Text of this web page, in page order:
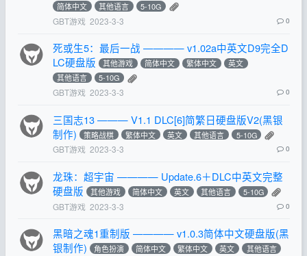
简体中文
其他语言 5-10G
GBT游戏 2023-3-3 0
死或生5：最后一战 ———— v1.02a中英文D9完全D
LC硬盘版
其他游戏 简体中文 繁体中文
英文
其他语言
5-10G
GBT游戏 2023-3-3 0
三国志13 ——— V1.1 DLC[6]简繁日硬盘版V2(黑银
制作)
策略战棋 繁体中文 英文 其他语言 5-10G
GBT游戏 2023-3-3 0
龙珠：超宇宙 ———— Update.6＋DLC中英文完整
硬盘版
其他游戏 简体中文 英文 其他语言 5-10G
GBT游戏 2023-3-3 0
黑暗之魂1重制版 ———— v1.0.3简体中文硬盘版(黑
银制作)
角色扮演 简体中文 繁体中文 英文
其他语言